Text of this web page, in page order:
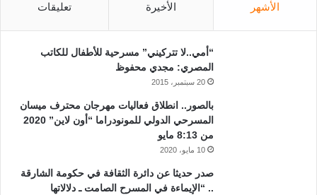
الأشهر الأخيرة تعليقات
“أمي..لا تتركيني” مسرحية للأطفال للكاتب
المصري: مجدي محفوظ
20 سبتمبر، 2015
بالصور.. انطلاق فعاليات مهرجان محترف ميسان
المسرحي الدولي للمونودراما “أون لاين” 2020
من 8:13 مايو
10 مايو، 2020
صدر حديثا عن دائرة الثقافة في حكومة الشارقة
.. “الإيماءة في المسرح الصامت ـ دلالاتها